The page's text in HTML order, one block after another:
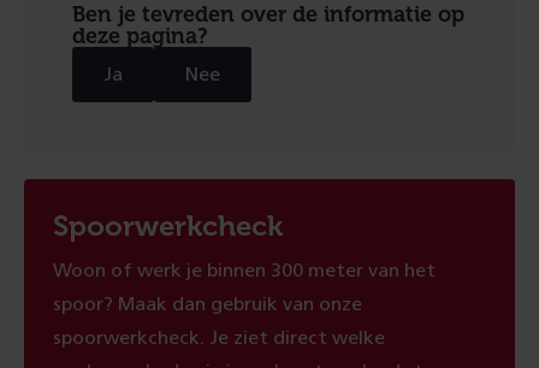
Ben je tevreden over de informatie op
deze pagina?
Ja Nee
Spoorwerkcheck
Woon of werk je binnen 300 meter van het
spoor? Maak dan gebruik van onze
spoorwerkcheck. Je ziet direct welke